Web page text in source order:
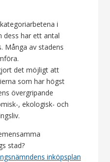
i
dess har ett antal
Många av stadens
det möjligt att
som har högst
övergripande
, ekologisk- och
stad?
inköpsplan